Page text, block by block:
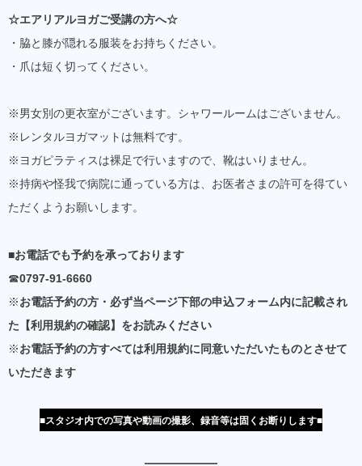
☆エアリアルヨガご受講の方へ☆
・脇と膝が隠れる服装をお持ちください。
・爪は短く切ってください。
※男女別の更衣室がございます。シャワールームはございません。
※レンタルヨガマットは無料です。
※ヨガピラティスは裸足で行いますので、靴はいりません。
※持病や怪我で病院に通っている方は、お医者さまの許可を得てい
ただくようお願いします。
■お電話でも予約を承っております
☎0797-91-6660
※お電話予約の方・必ず当ページ下部の申込フォーム内に記載され
た【利用規約の確認】をお読みください
※お電話予約の方すべては利用規約に同意いただいたものとさせて
いただきます
■スタジオ内での写真や動画の撮影、録音等は固くお断りします■